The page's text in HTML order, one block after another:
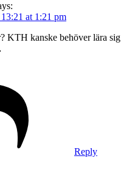
at 1:21 pm
KTH kanske behöver lära sig
Reply